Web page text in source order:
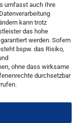
umfasst auch Ihre
kann trotz
das hohe
werden. Sofern
bspw. das Risiko,
ohne dass wirksame
durchsetzbar